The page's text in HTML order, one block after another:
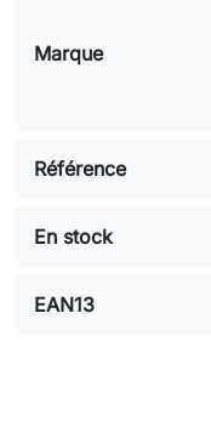
Marque
Référence
En stock
EAN13